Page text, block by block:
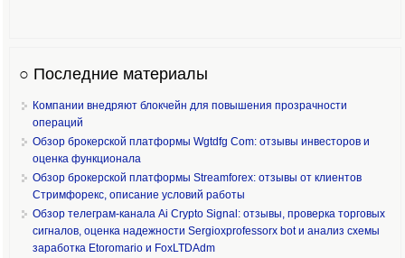
○ Последние материалы
Компании внедряют блокчейн для повышения прозрачности
операций
Обзор брокерской платформы Wgtdfg Com: отзывы инвесторов и
оценка функционала
Обзор брокерской платформы Streamforex: отзывы от клиентов
Стримфорекс, описание условий работы
Обзор телеграм-канала Ai Crypto Signal: отзывы, проверка торговых
сигналов, оценка надежности Sergioxprofessorx bot и анализ схемы
заработка Etoromario и FoxLTDAdm